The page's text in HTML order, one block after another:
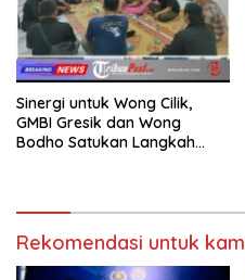
Sinergi untuk Wong Cilik,
GMBI Gresik dan Wong
Bodho Satukan Langkah
Rekomendasi untuk